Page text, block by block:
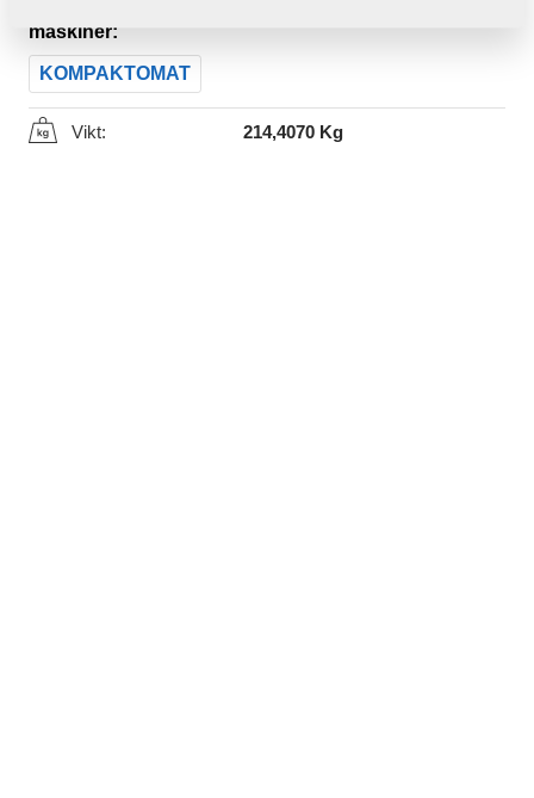
maskiner:
KOMPAKTOMAT
Vikt: 214,4070 Kg